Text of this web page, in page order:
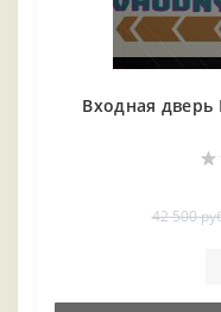
Входная
42 500